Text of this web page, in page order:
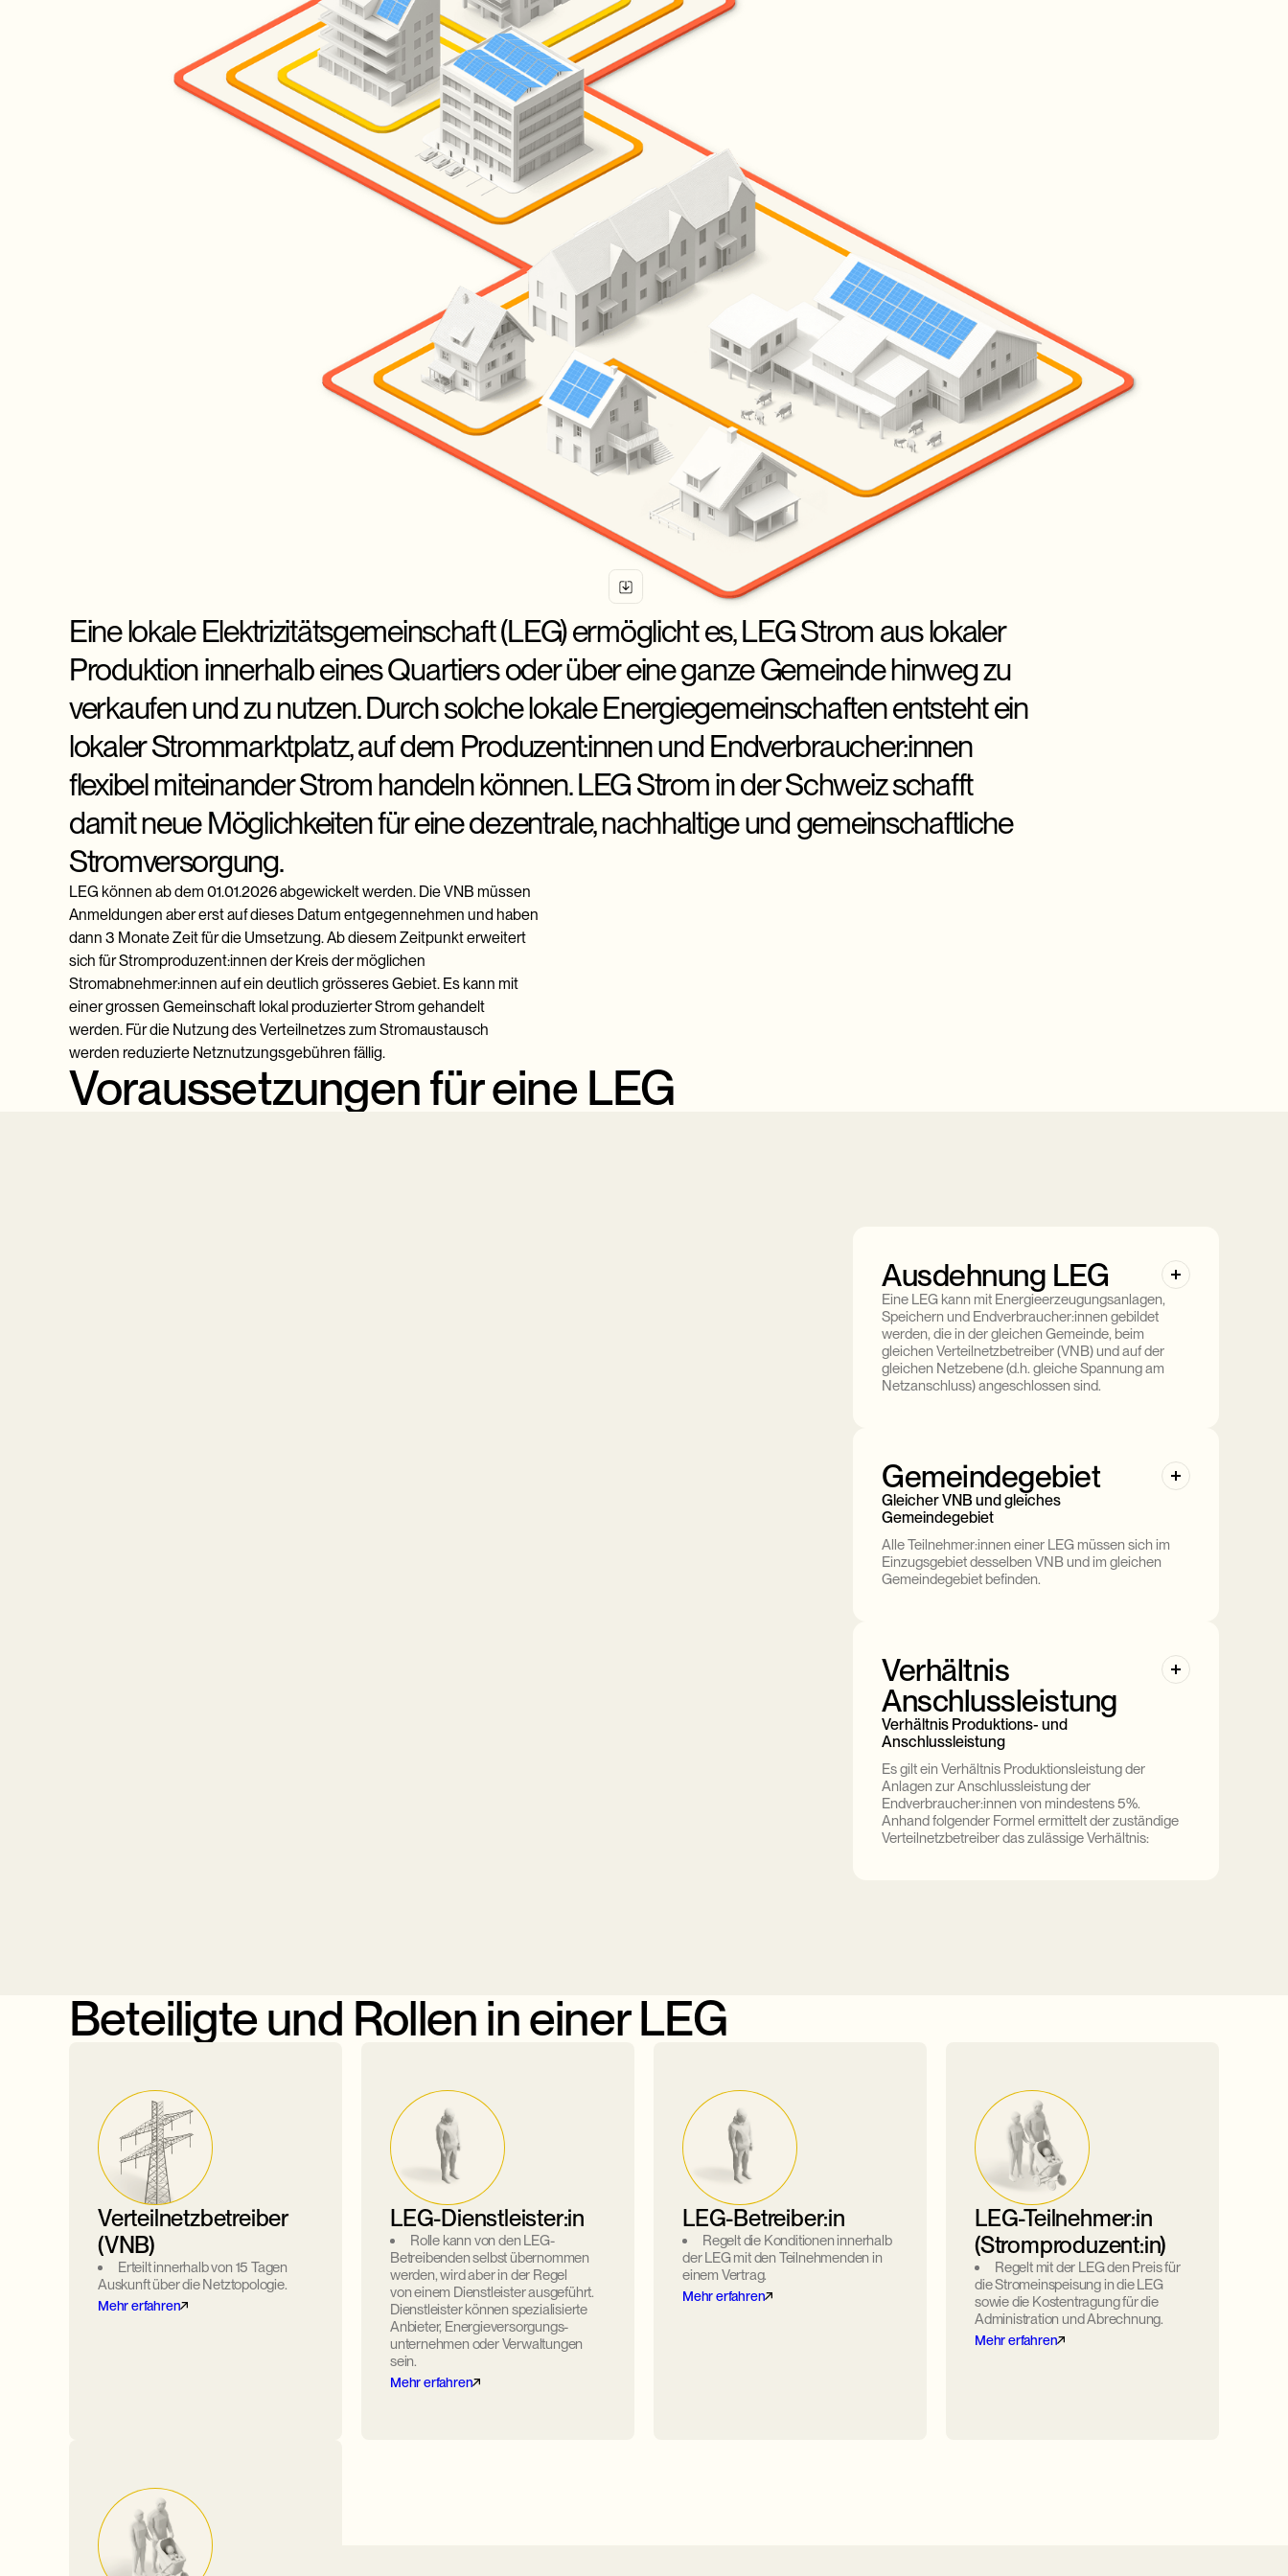
Eine lokale Elektrizitätsgemeinschaft (LEG) ermöglicht es, LEG Strom aus lokaler
Produktion innerhalb eines Quartiers oder über eine ganze Gemeinde hinweg zu
verkaufen und zu nutzen. Durch solche lokale Energiegemeinschaften entsteht ein
lokaler Strommarktplatz, auf dem Produzent:innen und Endverbraucher:innen
flexibel miteinander Strom handeln können. LEG Strom in der Schweiz schafft
damit neue Möglichkeiten für eine dezentrale, nachhaltige und gemeinschaftliche
Stromversorgung.
LEG können ab dem 01.01.2026 abgewickelt werden. Die VNB müssen
Anmeldungen aber erst auf dieses Datum entgegennehmen und haben
dann 3 Monate Zeit für die Umsetzung. Ab diesem Zeitpunkt erweitert
sich für Stromproduzent:innen der Kreis der möglichen
Stromabnehmer:innen auf ein deutlich grösseres Gebiet. Es kann mit
einer grossen Gemeinschaft lokal produzierter Strom gehandelt
werden. Für die Nutzung des Verteilnetzes zum Stromaustausch
werden reduzierte Netznutzungsgebühren fällig.
Voraussetzungen für eine LEG
Ausdehnung LEG
Eine LEG kann mit Energieerzeugungsanlagen,
Speichern und Endverbraucher:innen gebildet
werden, die in der gleichen Gemeinde, beim
gleichen Verteilnetzbetreiber (VNB) und auf der
gleichen Netzebene (d.h. gleiche Spannung am
Netzanschluss) angeschlossen sind.
Gemeindegebiet
Gleicher VNB und gleiches
Gemeindegebiet
Alle Teilnehmer:innen einer LEG müssen sich im
Einzugsgebiet desselben VNB und im gleichen
Gemeindegebiet befinden.
Verhältnis
Anschlussleistung
Verhältnis Produktions- und
Anschlussleistung
Es gilt ein Verhältnis Produktionsleistung der
Anlagen zur Anschlussleistung der
Endverbraucher:innen von mindestens 5%.
Anhand folgender Formel ermittelt der zuständige
Verteilnetzbetreiber das zulässige Verhältnis:
Beteiligte und Rollen in einer LEG
Verteilnetzbetreiber
(VNB)
Erteilt innerhalb von 15 Tagen
Auskunft über die Netztopologie.
Mehr erfahren
LEG-Dienstleister:in
Rolle kann von den LEG-
Betreibenden selbst übernommen
werden, wird aber in der Regel
von einem Dienstleister ausgeführt.
Dienstleister können spezialisierte
Anbieter, Energieversorgungs­
unternehmen oder Verwaltungen
sein.
Mehr erfahren
LEG-Betreiber:in
Regelt die Konditionen innerhalb
der LEG mit den Teilnehmenden in
einem Vertrag.
Mehr erfahren
LEG-Teilnehmer:in
(Stromproduzent:in)
Regelt mit der LEG den Preis für
die Stromeinspeisung in die LEG
sowie die Kostentragung für die
Administration und Abrechnung.
Mehr erfahren